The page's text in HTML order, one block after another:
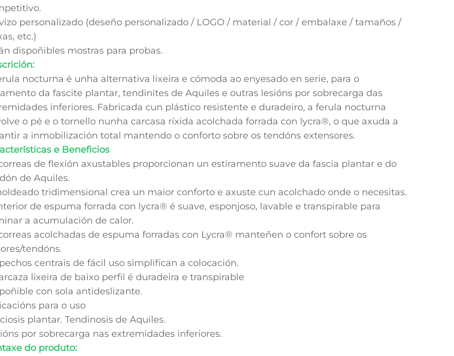
personalizado (deseño personalizado / LOGO / material / cor / embalaxe / tamaños /
etc.)
dispoñibles mostras para probas.
nocturna é unha alternativa lixeira e cómoda ao enyesado en serie, para o
da fascite plantar, tendinites de Aquiles e outras lesións por sobrecarga das
inferiores. Fabricada cun plástico resistente e duradeiro, a ferula nocturna
o pé e o tornello nunha carcasa ríxida acolchada forrada con lycra®, o que axuda a
a inmobilización total mantendo o conforto sobre os tendóns extensores.
e Beneficios
de flexión axustables proporcionan un estiramento suave da fascia plantar e do
de Aquiles.
tridimensional crea un maior conforto e axuste cun acolchado onde o necesitas.
de espuma forrada con lycra® é suave, esponjoso, lavable e transpirable para
a acumulación de calor.
acolchadas de espuma forradas con Lycra® manteñen o confort sobre os
tendóns.
centrais de fácil uso simplifican a colocación.
lixeira de baixo perfil é duradeira e transpirable
con sola antideslizante.
para o uso
plantar. Tendinosis de Aquiles.
por sobrecarga nas extremidades inferiores.
do produto: